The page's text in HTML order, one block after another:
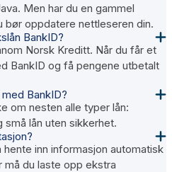
Men har du en gammel
bør oppdatere nettleseren din.
BankID?
Norsk Kreditt. Når du får et
BankID og få pengene utbetalt
BankID?
om nesten alle typer lån:
små lån uten sikkerhet.
inn informasjon automatisk
må du laste opp ekstra